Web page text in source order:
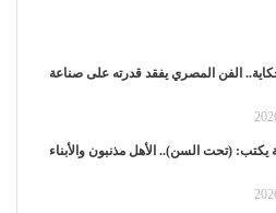
الفن المصري يفقد قدرته على صناعة
(تحت السن).. الأهل مذنبون والأبناء